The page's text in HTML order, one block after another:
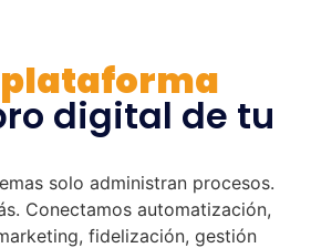
digital de tu
solo administran procesos.
Conectamos automatización,
fidelización, gestión